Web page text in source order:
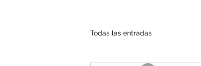
Todas las entradas